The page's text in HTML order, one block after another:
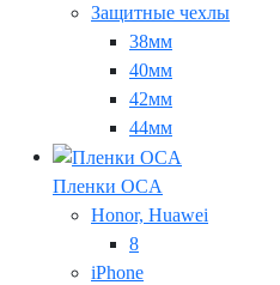
Защитные чехлы
38мм
40мм
42мм
44мм
Пленки OCA
Honor, Huawei
8
iPhone